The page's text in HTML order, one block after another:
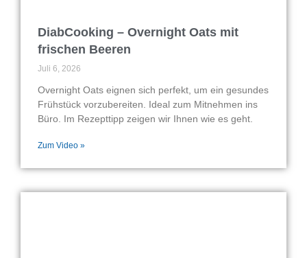
DiabCooking – Overnight Oats mit
frischen Beeren
Juli 6, 2026
Overnight Oats eignen sich perfekt, um ein gesundes
Frühstück vorzubereiten. Ideal zum Mitnehmen ins
Büro. Im Rezepttipp zeigen wir Ihnen wie es geht.
Zum Video »